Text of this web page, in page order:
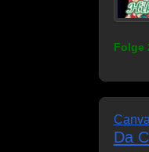
Folge
Da